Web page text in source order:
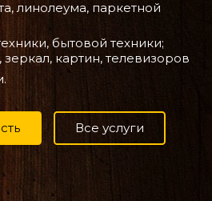
линолеума, паркетной
бытовой техники;
картин, телевизоров
Все услуги